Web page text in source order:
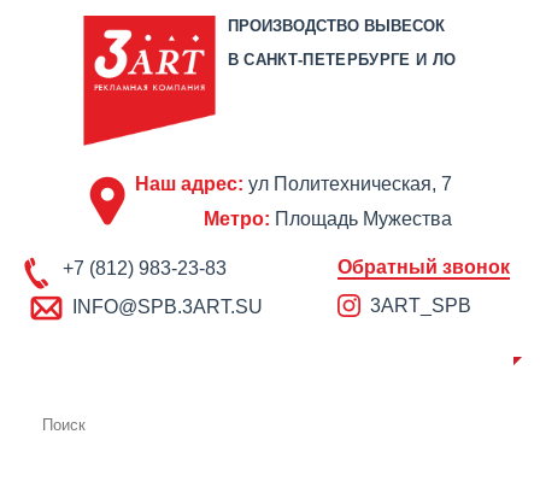
ПРОИЗВОДСТВО ВЫВЕСОК
В САНКТ-ПЕТЕРБУРГЕ И ЛО
Наш адрес: ул Политехническая, 7
Метро: Площадь Мужества
+7 (812) 983-23-83
INFO@SPB.3ART.SU
Обратный звонок
3ART_SPB